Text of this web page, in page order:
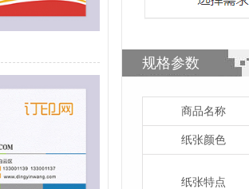
规格参数
商品名称
纸张颜色
纸张特点